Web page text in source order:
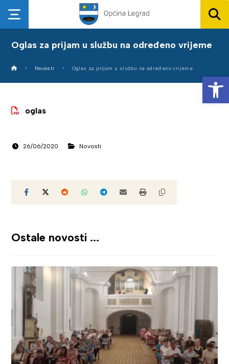
Oglas za prijam u službu na određeno vrijeme
Novosti Oglas za prijam u službu na određeno vrijeme
oglas
26/06/2020 Novosti
Ostale novosti ...